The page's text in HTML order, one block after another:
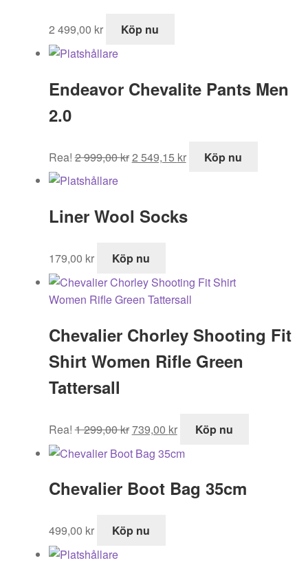
2 499,00 kr Köp nu
Endeavor Chevalite Pants Men
2.0
Rea! 2 999,00kr
ursprungliga
2 549,15 kr
nuvarande
2
Köp nu
Liner Wool Socks
179,00 kr Köp nu
Chevalier Chorley Shooting Fit
Shirt Women Rifle Green
Tattersall
Rea! 1 299,00kr
ursprungliga
priset
1
739,00 kr
nuvarande
priset
739,00 kr.
Köp nu
Chevalier Boot Bag 35cm
499,00 kr Köp nu